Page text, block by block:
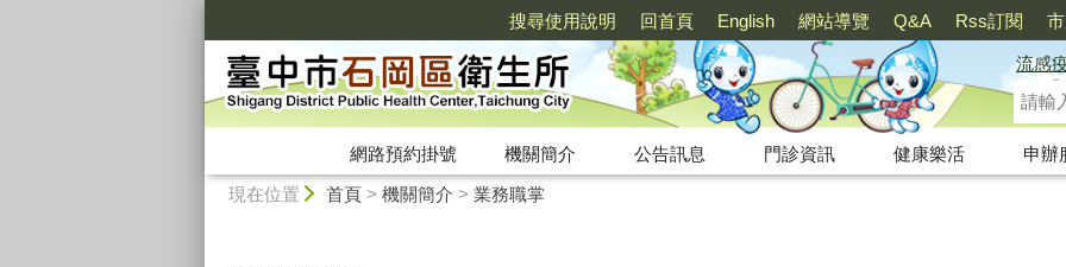
搜尋使用說明 回首頁 English 網站導覽 Q&A Rss訂閱
流感
網路預約掛號 機關簡介 公告訊息 門診資訊 健康樂活
申辦
現在位置 首頁> 機關簡介 > 業務職掌